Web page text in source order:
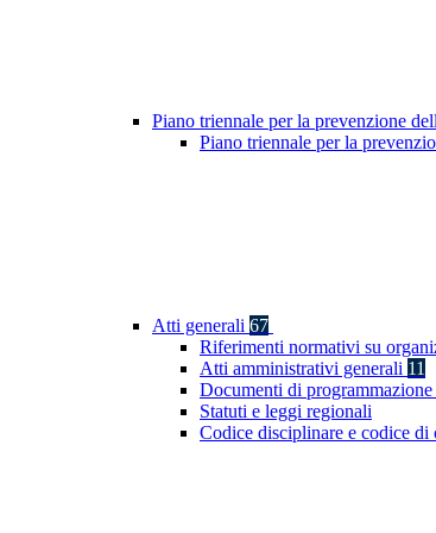
Piano triennale per la prevenzione
Piano triennale per la
Atti generali 67
Riferimenti normativi su
Atti amministrativi generali 11
Documenti di programmazione
Statuti e leggi regionali
Codice disciplinare e codice di